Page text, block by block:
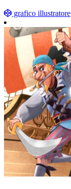
grafico illustratore